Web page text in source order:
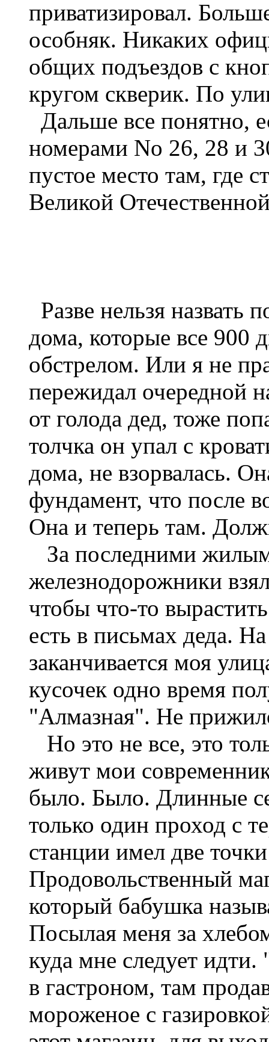
приватизировал.
особняк. Никаких
общих подъездов с
кругом скверик. По
Дальше все понятно,
номерами No 26, 28 и
пустое место там, где
Великой
Разве нельзя
дома, которые все 900
обстрелом. Или я не
пережидал очередной
от голода дед, тоже
толчка он упал с
дома, не взорвалась.
фундамент, что после
Она и теперь там.
За последними
железнодорожники
чтобы что-то
есть в письмах деда.
заканчивается моя
кусочек одно время
"Алмазная". Не
Но это не все, это
живут мои
было. Было. Длинные
только один проход с
станции имел две
Продовольственный
который бабушка
Посылая меня за
куда мне следует
в гастроном, там
мороженое с